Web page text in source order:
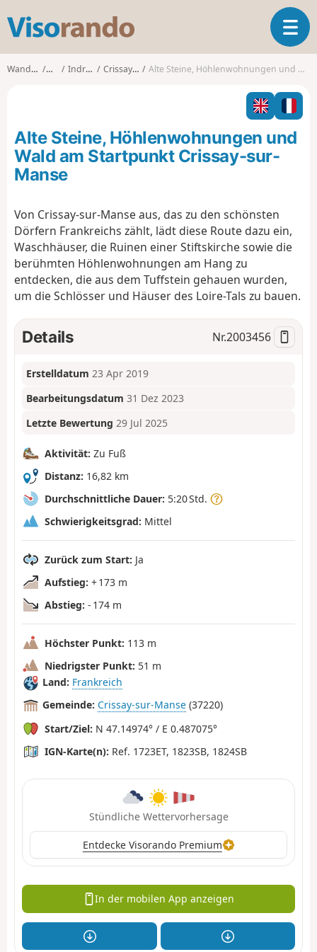
s
o
T
o
g
l
n
a
o
Wanderungen CentreIndre-et-Loire Crissay-sur-Manse Alte Steine, Höhlenwohnungen und Wald am Startpunkt Crissay-sur-Manse
Alte Steine, Höhlenwohnungen und
Wald am Startpunkt Crissay-sur-
Manse
Von Crissay-sur-Manse aus, das zu den schönsten
Dörfern Frankreichs zählt, lädt diese Route dazu ein,
Waschhäuser, die Ruinen einer Stiftskirche sowie die
berühmten Höhlenwohnungen am Hang zu
entdecken, die aus dem Tuffstein gehauen wurden,
um die Schlösser und Häuser des Loire-Tals zu bauen.
Details Nr.2003456
Erstelldatum 23 Apr 2019
Bearbeitungsdatum 31 Dez 2023
Letzte Bewertung 29 Jul 2025
Aktivität: Zu Fuß
Distanz: 16,82 km
Durchschnittliche Dauer: 5:20 Std.
Schwierigkeitsgrad: Mittel
Zurück zum Start: Ja
Aufstieg: + 173 m
Abstieg: - 174 m
Höchster Punkt: 113 m
Niedrigster Punkt: 51 m
Land: Frankreich
Gemeinde: Crissay-sur-Manse (37220)
Start/Ziel: N 47.14974° / E 0.487075°
IGN-Karte(n): Ref. 1723ET, 1823SB, 1824SB
Stündliche Wettervorhersage
Entdecke Visorando Premium
In der mobilen App anzeigen